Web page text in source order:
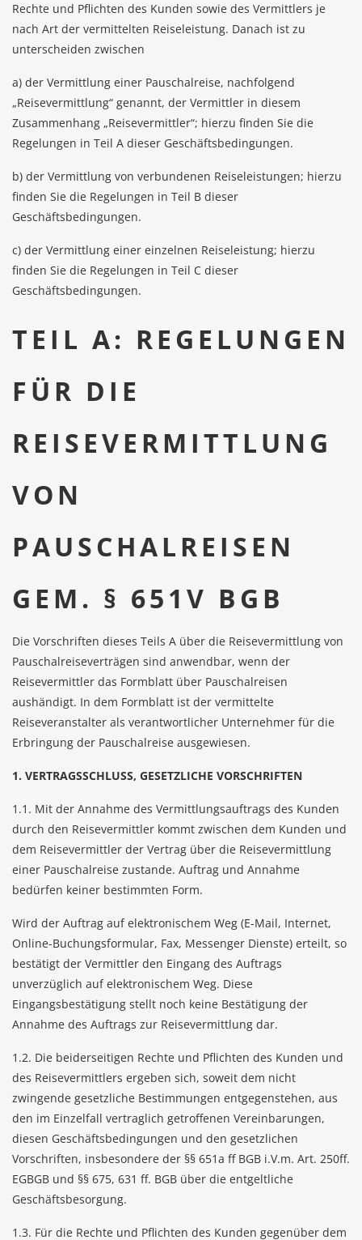
Rechte und Pflichten des Kunden sowie des Vermittlers je
nach Art der vermittelten Reiseleistung. Danach ist zu
unterscheiden zwischen
a) der Vermittlung einer Pauschalreise, nachfolgend
„Reisevermittlung“ genannt, der Vermittler in diesem
Zusammenhang „Reisevermittler“; hierzu finden Sie die
Regelungen in Teil A dieser Geschäftsbedingungen.
b) der Vermittlung von verbundenen Reiseleistungen; hierzu
finden Sie die Regelungen in Teil B dieser
Geschäftsbedingungen.
c) der Vermittlung einer einzelnen Reiseleistung; hierzu
finden Sie die Regelungen in Teil C dieser
Geschäftsbedingungen.
TEIL A: REGELUNGEN
FÜR DIE
REISEVERMITTLUNG
VON
PAUSCHALREISEN
GEM. § 651V BGB
Die Vorschriften dieses Teils A über die Reisevermittlung von
Pauschalreiseverträgen sind anwendbar, wenn der
Reisevermittler das Formblatt über Pauschalreisen
aushändigt. In dem Formblatt ist der vermittelte
Reiseveranstalter als verantwortlicher Unternehmer für die
Erbringung der Pauschalreise ausgewiesen.
1. VERTRAGSSCHLUSS, GESETZLICHE VORSCHRIFTEN
1.1. Mit der Annahme des Vermittlungsauftrags des Kunden
durch den Reisevermittler kommt zwischen dem Kunden und
dem Reisevermittler der Vertrag über die Reisevermittlung
einer Pauschalreise zu­stande. Auftrag und Annahme
bedürfen keiner bestimmten Form.
Wird der Auftrag auf elektronischem Weg (E-Mail, Internet,
Online-Buchungsformular, Fax, Messenger Dienste) erteilt, so
bestätigt der Vermittler den Eingang des Auftrags
unverzüglich auf elektronischem Weg. Diese
Eingangsbestätigung stellt noch keine Bestätigung der
Annahme des Auftrags zur Reisevermittlung dar.
1.2. Die beiderseitigen Rechte und Pflichten des Kunden und
des Reisevermittlers ergeben sich, soweit dem nicht
zwingende gesetzliche Bestimmungen entgegenstehen, aus
den im Einzelfall vertraglich getroffenen Vereinbarungen,
diesen Geschäftsbedingungen und den gesetzlichen
Vorschriften, insbesondere der §§ 651a ff BGB i.V.m. Art. 250ff.
EGBGB und §§ 675, 631 ff. BGB über die entgeltliche
Geschäftsbesorgung.
1.3. Für die Rechte und Pflichten des Kunden gegenüber dem